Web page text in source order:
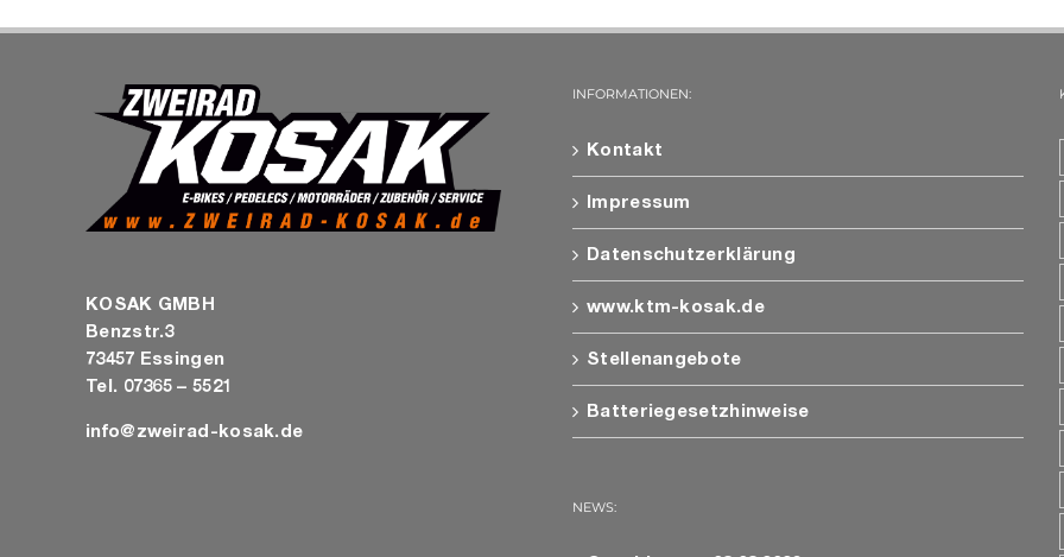
KOSAK GMBH
Benzstr.3
73457 Essingen
Tel. 07365 – 5521
info@zweirad-kosak.de
INFORMATIONEN:
Kontakt
Impressum
Datenschutzerklärung
www.ktm-kosak.de
Stellenangebote
Batteriegesetzhinweise
NEWS: